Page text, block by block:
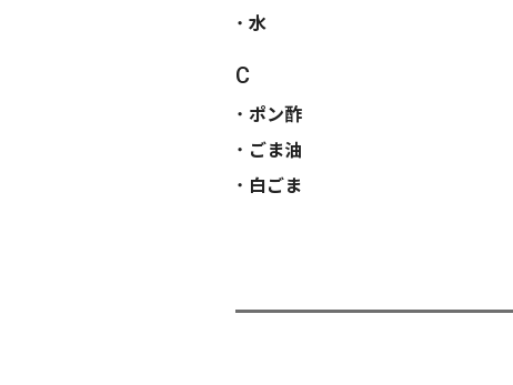
水
C
ポン酢
ごま油
白ごま